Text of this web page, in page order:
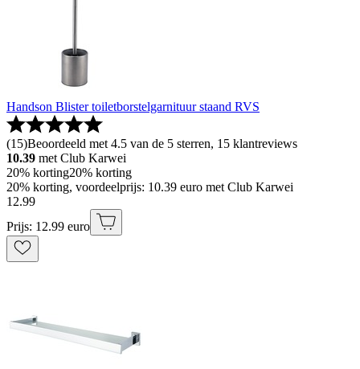
Handson Blister toiletborstelgarnituur staand RVS
(15)Beoordeeld met 4.5 van de 5 sterren, 15 klantreviews
10.39 met Club Karwei
20% korting20% korting
20% korting, voordeelprijs: 10.39 euro met Club Karwei
12.99
Prijs: 12.99 euro